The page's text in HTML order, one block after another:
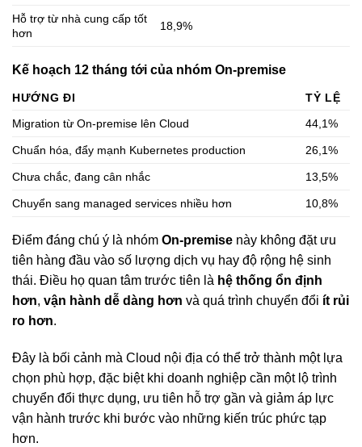
Hỗ trợ từ nhà cung cấp tốt
hơn
18,9%
Kế hoạch 12 tháng tới của nhóm On-premise
HƯỚNG ĐI
TỶ LỆ
Migration từ On-premise lên Cloud
44,1%
Chuẩn hóa, đẩy mạnh Kubernetes production 26,1%
Chưa chắc, đang cân nhắc 13,5%
Chuyển sang managed services nhiều hơn 10,8%
Điểm đáng chú ý là nhóm On-premise này không đặt ưu
tiên hàng đầu vào số lượng dịch vụ hay độ rộng hệ sinh
thái. Điều họ quan tâm trước tiên là hệ thống ổn định
hơn, vận hành dễ dàng hơn và quá trình chuyển đổi ít rủi
ro hơn.
Đây là bối cảnh mà Cloud nội địa có thể trở thành một lựa
chọn phù hợp, đặc biệt khi doanh nghiệp cần một lộ trình
chuyển đổi thực dụng, ưu tiên hỗ trợ gần và giảm áp lực
vận hành trước khi bước vào những kiến trúc phức tạp
hơn.